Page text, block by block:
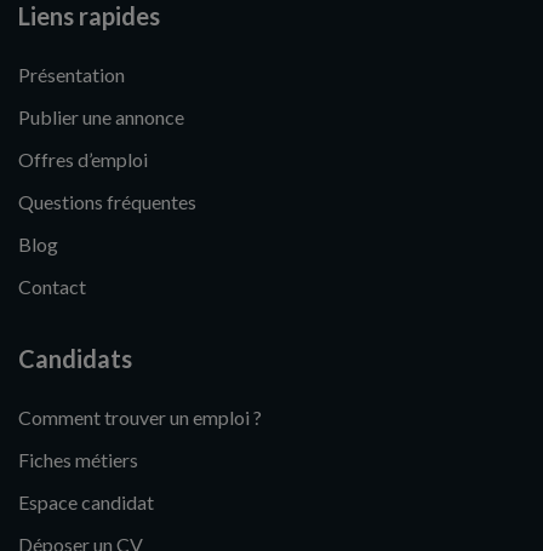
Liens rapides
Présentation
Publier une annonce
Offres d’emploi
Questions fréquentes
Blog
Contact
Candidats
Comment trouver un emploi ?
Fiches métiers
Espace candidat
Déposer un CV